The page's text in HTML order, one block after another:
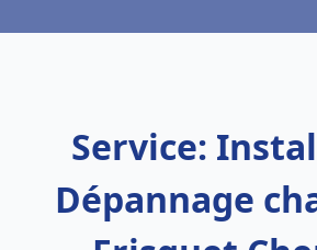
Service:
Dépannage